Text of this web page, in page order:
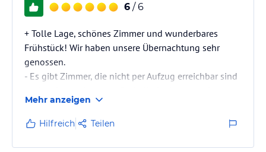
6 / 6
+ Tolle Lage, schönes Zimmer und wunderbares
Frühstück! Wir haben unsere Übernachtung sehr
genossen.
- Es gibt Zimmer, die nicht per Aufzug erreichbar sind
Mehr anzeigen
Hilfreich Teilen